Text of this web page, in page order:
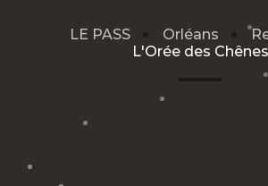
Traitement de mes données
Mentions légales
LE PASS Orléans
L'Orée des Chênes